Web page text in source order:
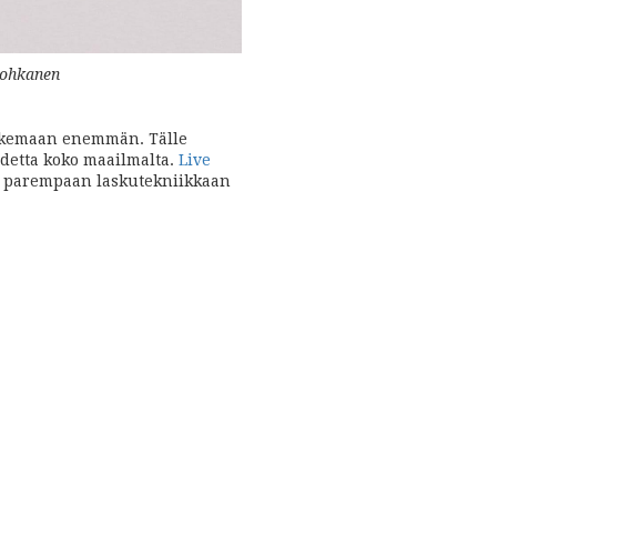
enemmän. Tälle
koko maailmalta. Live
laskutekniikkaan